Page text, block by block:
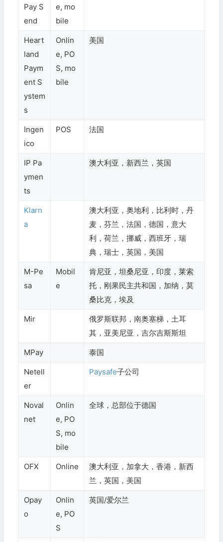
Pay S
end
e, mo
bile
Heart
land
Paym
ent S
ystem
s
Onlin
e, PO
S, mo
bile
美国
Ingen
ico
POS 法国
IP Pa
ymen
ts
澳大利亚，新西兰，英国
Klarn
a
澳大利亚，奥地利，比利时，丹
麦，芬兰，法国，德国，意大
利，荷兰，挪威，西班牙，瑞
典，瑞士，英国，美国
M-Pe
sa
Mobil
e
肯尼亚，坦桑尼亚，印度，莱索
托，刚果民主共和国，加纳，莫
桑比克，埃及
Mir
俄罗斯联邦，南奥塞梯，土耳
其，亚美尼亚，吉尔吉斯斯坦
MPay 泰国
Netell
er
Paysafe子公司
Noval
net
Onlin
e, PO
S, mo
bile
全球，总部位于德国
OFX Online
澳大利亚，加拿大，香港，新西
兰，英国，美国
Opay
o
Onlin
e, PO
S
英国/爱尔兰